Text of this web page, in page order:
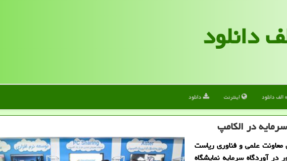
دانلود
الف دانلود اینترنت دانلود
در الکامپ
علمی و فناوری ریاست
آوردگاه سرمایه نمایشگاه